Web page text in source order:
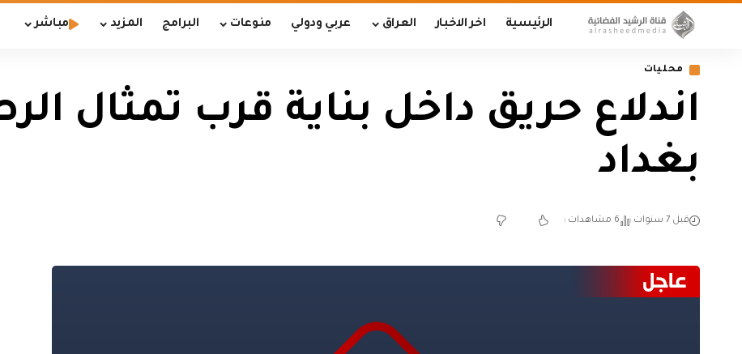
الرئيسية اخر الاخبار العراق عربي ودولي منوعات البرامج المزيد مباشر
محليات
اندلاع حريق داخل بناية قرب تمثال
بغداد
قبل 7 سنوات 6 مشاهدات